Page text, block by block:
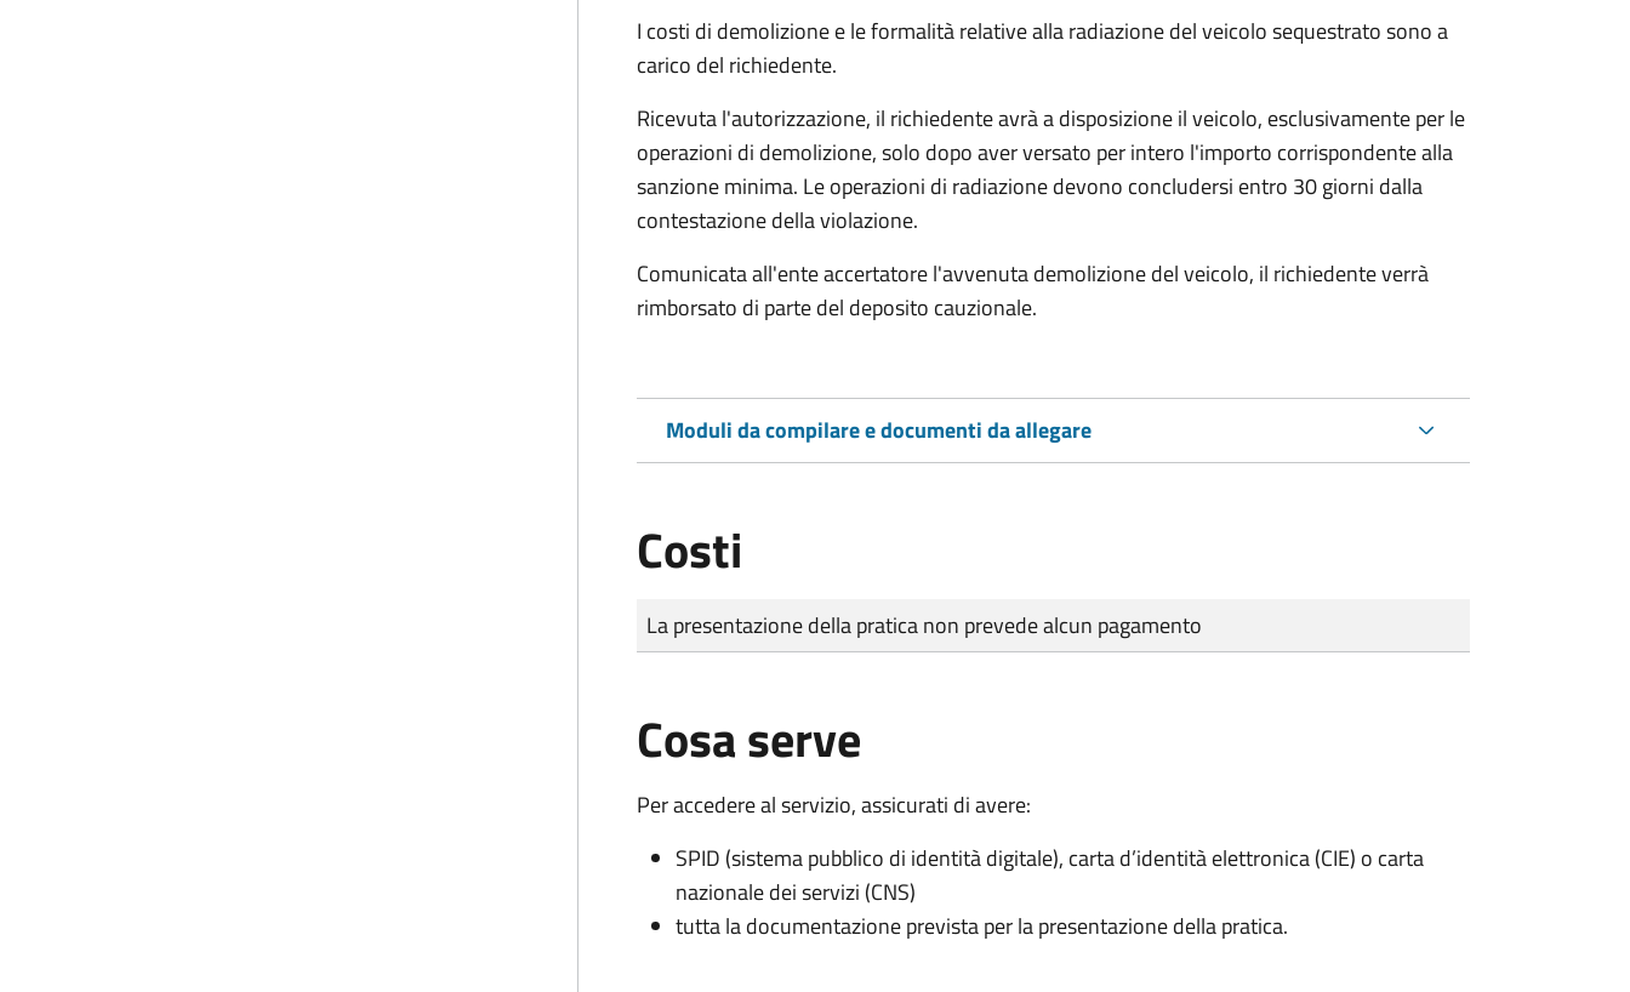
I costi di demolizione e le formalità relative alla radiazione del veicolo sequestrato sono a
carico del richiedente.
Ricevuta l'autorizzazione, il richiedente avrà a disposizione il veicolo, esclusivamente per le
operazioni di demolizione, solo dopo aver versato per intero l'importo corrispondente alla
sanzione minima. Le operazioni di radiazione devono concludersi entro 30 giorni dalla
contestazione della violazione.
Comunicata all'ente accertatore l'avvenuta demolizione del veicolo, il richiedente verrà
rimborsato di parte del deposito cauzionale.
Moduli da compilare e documenti da allegare
Costi
Tipo di pagamento
Importo
La presentazione della pratica non prevede alcun pagamento
Cosa serve
Per accedere al servizio, assicurati di avere:
SPID (sistema pubblico di identità digitale), carta d’identità elettronica (CIE) o carta
nazionale dei servizi (CNS)
tutta la documentazione prevista per la presentazione della pratica.